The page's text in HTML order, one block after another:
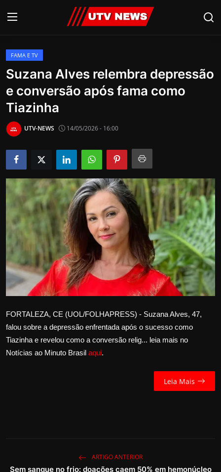
AO VIVO
PIRACICABA
CAMPINAS
LIMEIRA
ESPIRITO SANTO
Economia
Cultura
Internacional
APOIE
Educação
Política
Saúde
FAMA E TV
Suzana Alves relembra depressão
e conversão após fama como
Tiazinha
UTV-NEWS 14/05/2026 - 16:00
FORTALEZA, CE (UOL/FOLHAPRESS) - Suzana Alves, 47,
falou sobre a depressão enfrentada após o sucesso como
Tiazinha e revelou como a conversão relig... leia mais no
Notícias ao Minuto Brasil aqui.
Leia Mais
ARTIGO ANTERIOR
Sem sangue no frio: doações caem 50% em hemonúcleo